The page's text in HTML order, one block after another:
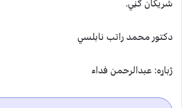
شریکان ګڼي.
دکتور محمد راتب نابلسي
ژباړه: عبدالرحمن فداء